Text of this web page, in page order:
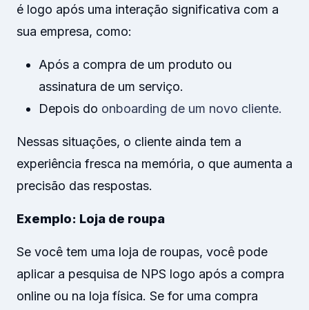
é logo após uma interação significativa com a
sua empresa, como:
Após a compra de um produto ou
assinatura de um serviço.
Depois do onboarding de um novo cliente.
Nessas situações, o cliente ainda tem a
experiência fresca na memória, o que aumenta a
precisão das respostas.
Exemplo: Loja de roupa
Se você tem uma loja de roupas, você pode
aplicar a pesquisa de NPS logo após a compra
online ou na loja física. Se for uma compra